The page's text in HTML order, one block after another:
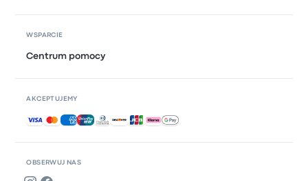
OBSERWUJ NAS
WSPARCIE
Centrum pomocy
AKCEPTUJEMY
Akceptowane płatności